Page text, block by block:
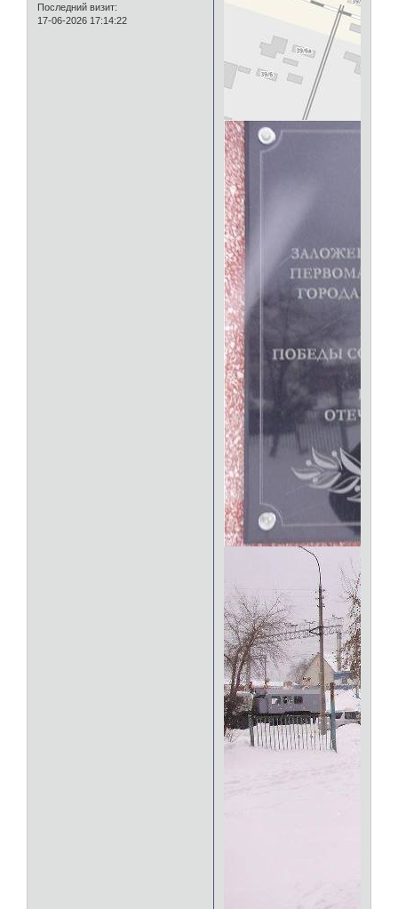
Последний визит:
17-06-2026 17:14:22